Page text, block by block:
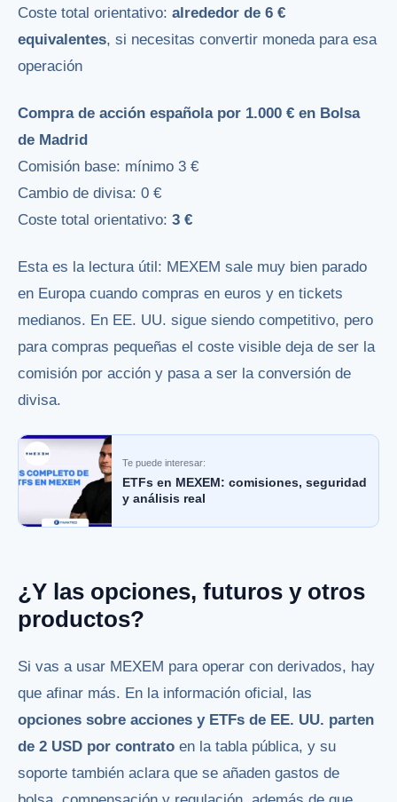
Coste total orientativo: alrededor de 6 €
equivalentes, si necesitas convertir moneda para esa
operación
Compra de acción española por 1.000 € en Bolsa
de Madrid
Comisión base: mínimo 3 €
Cambio de divisa: 0 €
Coste total orientativo: 3 €
Esta es la lectura útil: MEXEM sale muy bien parado
en Europa cuando compras en euros y en tickets
medianos. En EE. UU. sigue siendo competitivo, pero
para compras pequeñas el coste visible deja de ser la
comisión por acción y pasa a ser la conversión de
divisa.
Te puede interesar:
ETFs en MEXEM: comisiones, seguridad
y análisis real
¿Y las opciones, futuros y otros
productos?
Si vas a usar MEXEM para operar con derivados, hay
que afinar más. En la información oficial, las
opciones sobre acciones y ETFs de EE. UU. parten
de 2 USD por contrato en la tabla pública, y su
soporte también aclara que se añaden gastos de